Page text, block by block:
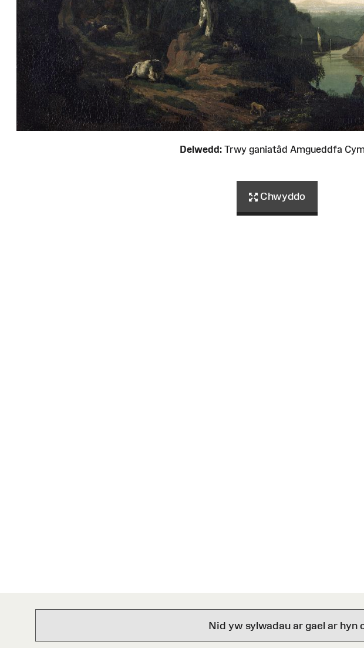
Delwedd: Trwy ganiatâd Amgueddfa
Chwyddo
Nid yw sylwadau ar gael ar